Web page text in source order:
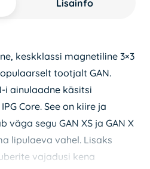
Lisainfo
keskklassi magnetiline 3×3
tootjalt GAN.
i ainulaadne käsitsi
Core. See on kiire ja
väga segu GAN XS ja GAN X
lipulaeva vahel. Lisaks
vajadusi kena